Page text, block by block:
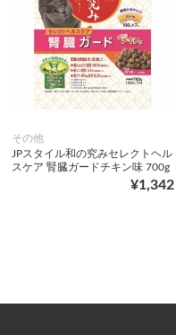
その他
JPスタイル和の究みセレクトヘル
スケア 腎臓ガードチキン味 700g
¥1,342